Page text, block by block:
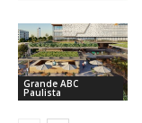
Grande ABC
Paulista